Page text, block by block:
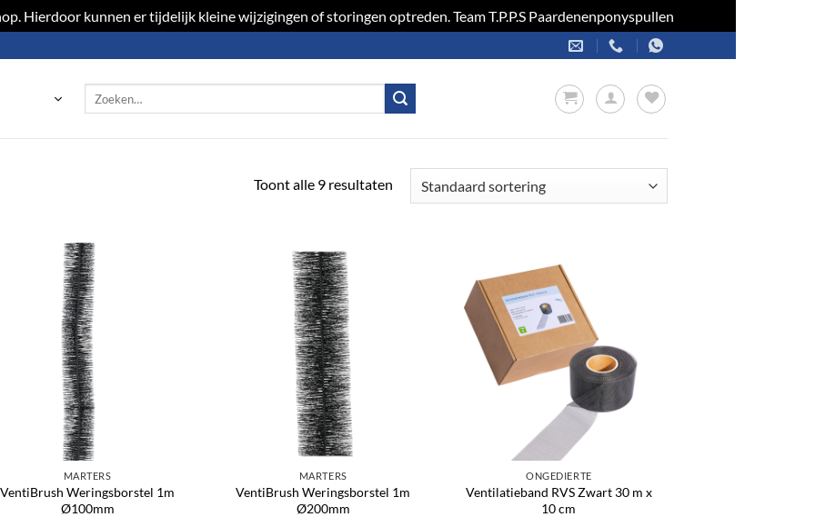
Hierdoor kunnen er tijdelijk kleine wijzigingen of storingen optreden. Team T.P.P.S Paardenenponyspullen
Toont alle 9 resultaten
MARTERS
VentiBrush Weringsborstel 1m
Ø100mm
MARTERS
VentiBrush Weringsborstel 1m
Ø200mm
ONGEDIERTE
Ventilatieband RVS Zwart 30 m x
10 cm